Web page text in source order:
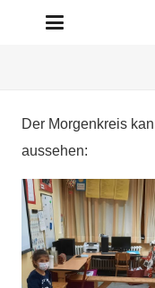
Der Morgenkreis
aussehen: